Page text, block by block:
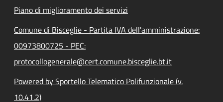
Piano di miglioramento dei servizi
Comune di Bisceglie - Partita IVA dell'amministrazione:
00973800725 - PEC:
protocollogenerale@cert.comune.bisceglie.bt.it
Powered by Sportello Telematico Polifunzionale (v.
10.41.2)